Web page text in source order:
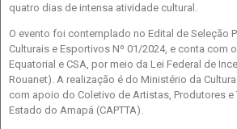
quatro dias de intensa atividade cultural.
O evento foi contemplado no Edital de Seleção
Culturais e Esportivos Nº 01/2024, e conta com
Equatorial e CSA, por meio da Lei Federal de
Rouanet). A realização é do Ministério da
com apoio do Coletivo de Artistas, Produtores e
Estado do Amapá (CAPTTA).